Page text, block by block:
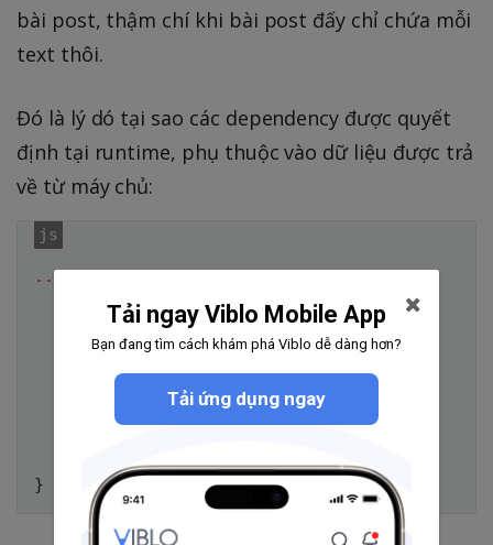
bài post, thậm chí khi bài post đấy chỉ chứa mỗi
text thôi.
Đó là lý dó tại sao các dependency được quyết
định tại runtime, phụ thuộc vào dữ liệu được trả
về từ máy chủ:
... on Post {
PhotoPost
{
@module ('PhotoComponent.js' )
    photo_data
VideoPost {
@module
VideoComponent. js'
}
Tải ngay Viblo Mobile App
Bạn đang tìm cách khám phá Viblo dễ dàng hơn?
Tải ứng dụng ngay